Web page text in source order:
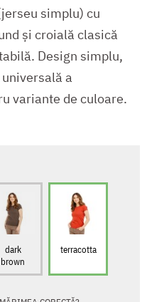
simplu) cu
și croială clasică
Design simplu,
a
variante de culoare.
dark
brown
terracotta